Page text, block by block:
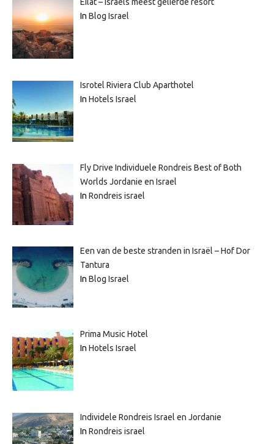
In Blog Israel
Isrotel Riviera Club Aparthotel
In Hotels Israel
Fly Drive Individuele Rondreis Best of Both
Worlds Jordanie en Israel
In Rondreis israel
Een van de beste stranden in Israël – Hof Dor
Tantura
In Blog Israel
Prima Music Hotel
In Hotels Israel
Individele Rondreis Israel en Jordanie
In Rondreis israel